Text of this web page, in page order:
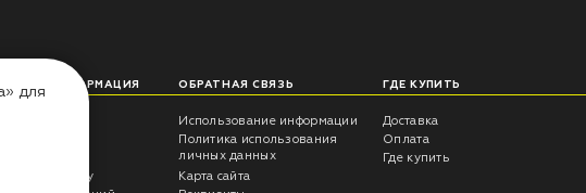
ИНФОРМАЦИЯ
на краску
ОБРАТНАЯ СВЯЗЬ
Использование информации
Политика использования
личных данных
Карта сайта
ГДЕ КУПИТЬ
Доставка
Оплата
Где купить
для